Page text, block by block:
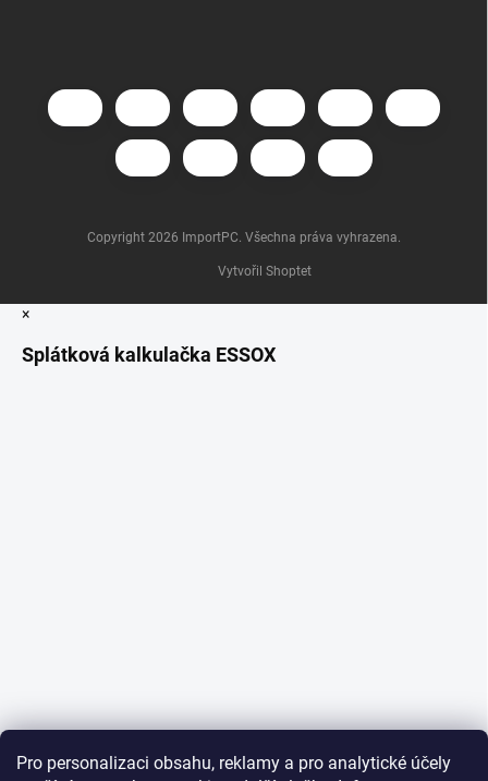
Pro personalizaci obsahu, reklamy a pro analytické účely
Vytvořil Shoptet
Copyright 2026 ImportPC. Všechna práva vyhrazena.
×
Splátková kalkulačka ESSOX